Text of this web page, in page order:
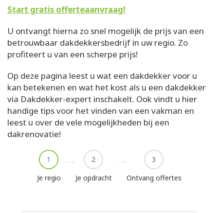
Start gratis offerteaanvraag!
U ontvangt hierna zo snel mogelijk de prijs van een
betrouwbaar dakdekkersbedrijf in uw regio. Zo
profiteert u van een scherpe prijs!
Op deze pagina leest u wat een dakdekker voor u
kan betekenen en wat het kost als u een dakdekker
via Dakdekker-expert inschakelt. Ook vindt u hier
handige tips voor het vinden van een vakman en
leest u over de vele mogelijkheden bij een
dakrenovatie!
1
Je regio
2
Je opdracht
3
Ontvang offertes